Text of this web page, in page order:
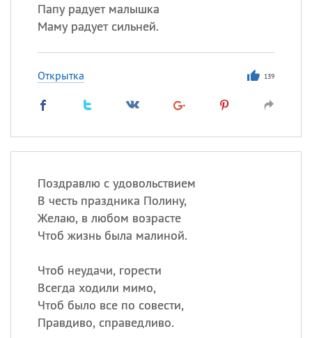
Папу радует малышка
Маму радует сильней.
Открытка 139
Поздравлю с удовольствием
В честь праздника Полину,
Желаю, в любом возрасте
Чтоб жизнь была малиной.
Чтоб неудачи, горести
Всегда ходили мимо,
Чтоб было все по совести,
Правдиво, справедливо.